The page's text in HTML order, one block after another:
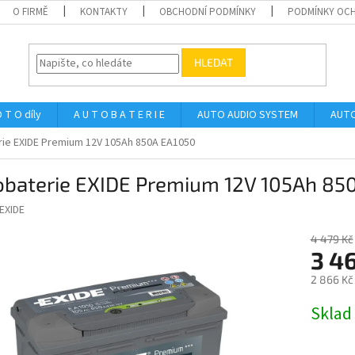
O FIRMĚ KONTAKTY OBCHODNÍ PODMÍNKY PODMÍNKY
HLEDAT
T O díly A U T O B A T E R I E AUTO AUDIO SYSTEM
EXIDE Premium 12V 105Ah 850A EA1050
EXIDE Premium 12V 105Ah
EXIDE
4 479 Kč
3
2 866 Kč
cena: